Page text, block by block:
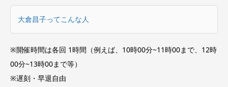
大倉昌子ってこんな人
※開催時間は各回 1時間（例えば、10時00分~11時00まで、12時
00分~13時00まで等）
※遅刻・早退自由